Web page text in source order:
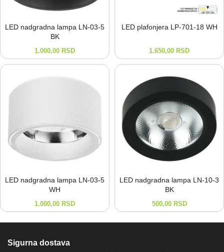
LED nadgradna lampa LN-⁠03-⁠5
BK
1.000,00 RSD
LED plafonjera LP-⁠701-⁠18 WH
1.650,00 RSD
LED nadgradna lampa LN-⁠03-⁠5
WH
1.000,00 RSD
LED nadgradna lampa LN-⁠10-⁠3
BK
500,00 RSD
Sigurna dostava